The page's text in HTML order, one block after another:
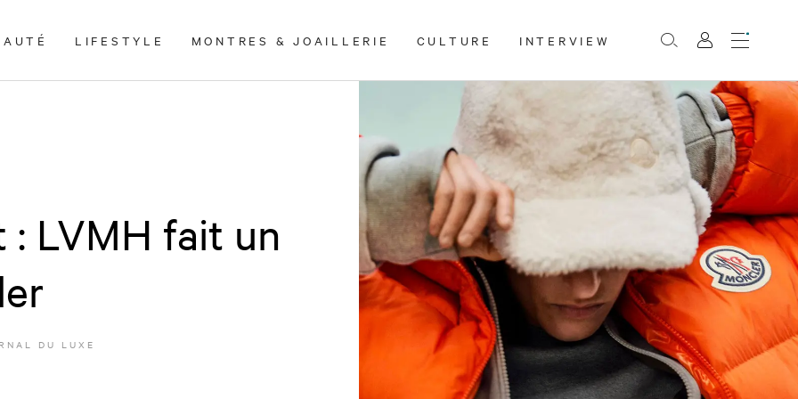
LIFESTYLE MONTRES & JOAILLERIE CULTURE INTERVIEW Rechercher
Mon
compte
Menu
: LVMH fait un
DU LUXE